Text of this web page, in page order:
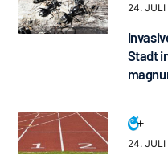
24.
Stadt
24.